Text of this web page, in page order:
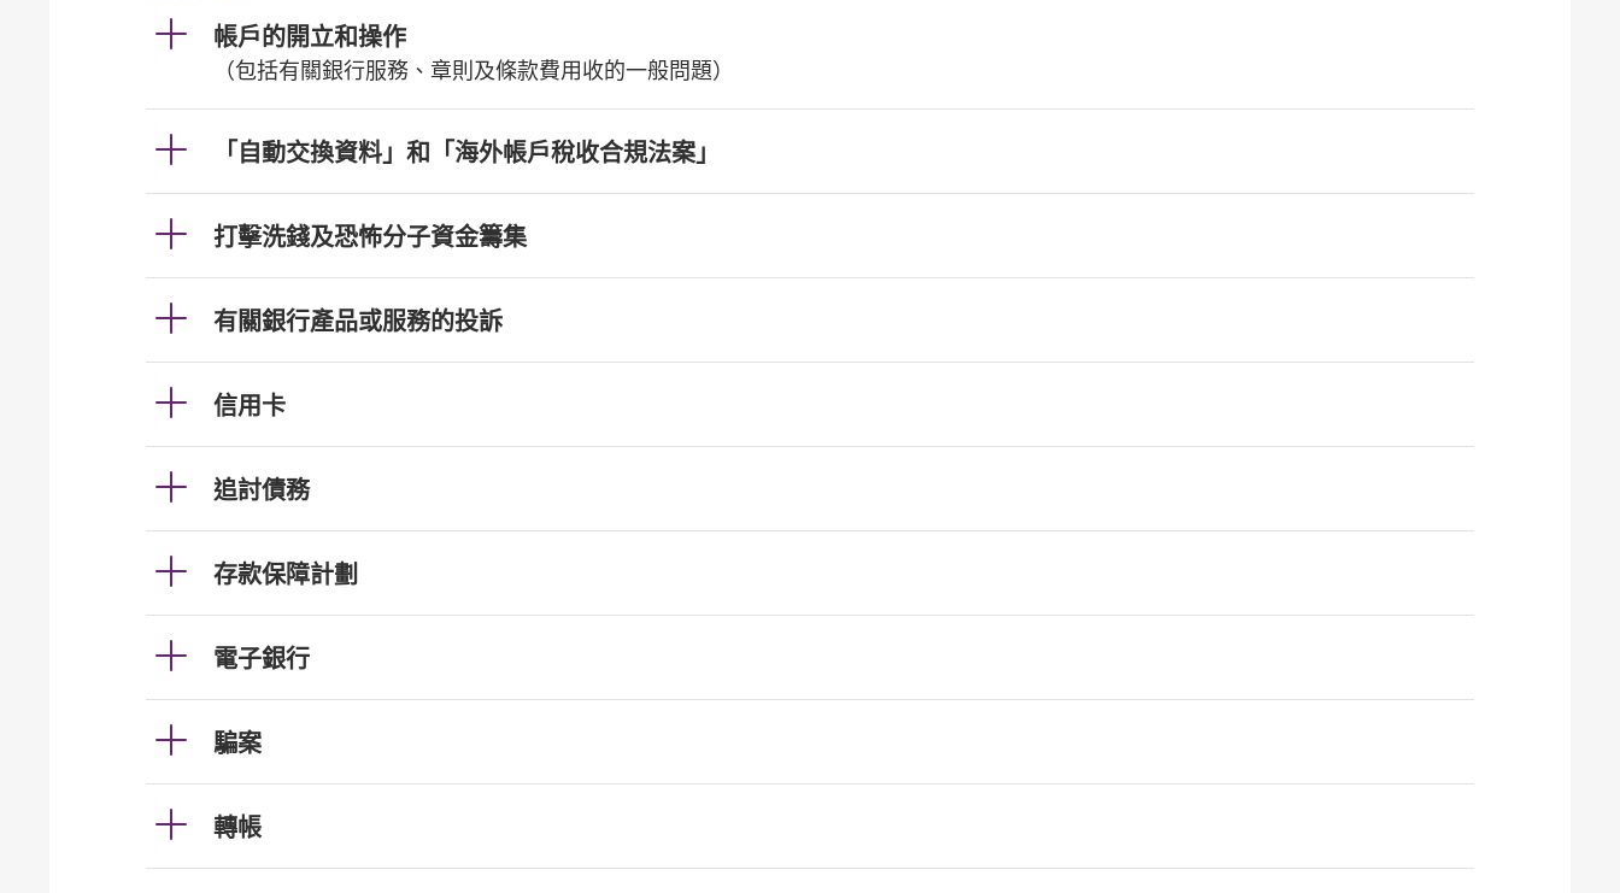
帳戶的開立和操作
（包括有關銀行服務、章則及條款費用收的一般問題）
「自動交換資料」和「海外帳戶稅收合規法案」
打擊洗錢及恐怖分子資金籌集
有關銀行產品或服務的投訴
信用卡
追討債務
存款保障計劃
電子銀行
騙案
轉帳